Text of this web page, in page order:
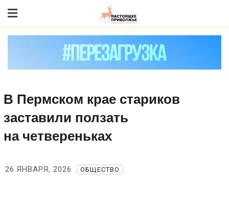
to content
В Пермском крае стариков
заставили ползать
на четвереньках
26 ЯНВАРЯ, 2026 ОБЩЕСТВО